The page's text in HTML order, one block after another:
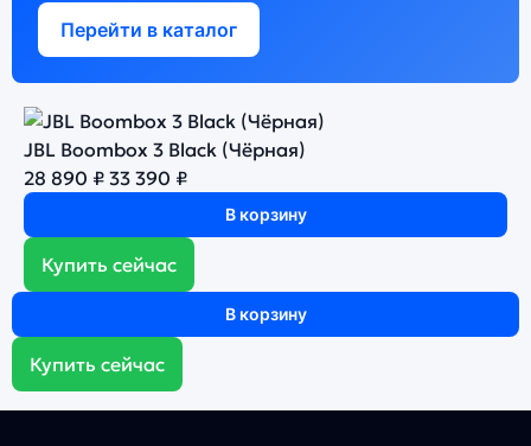
Перейти в каталог
JBL Boombox 3 Black (Чёрная)
28 890 ₽ 33 390 ₽
В корзину
Купить сейчас
В корзину
Купить сейчас